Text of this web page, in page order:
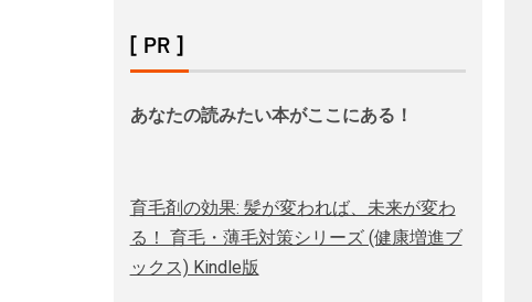
[ PR ]
あなたの読みたい本がここにある！
育毛剤の効果: 髪が変われば、未来が変わ
る！ 育毛・薄毛対策シリーズ (健康増進ブ
ックス) Kindle版